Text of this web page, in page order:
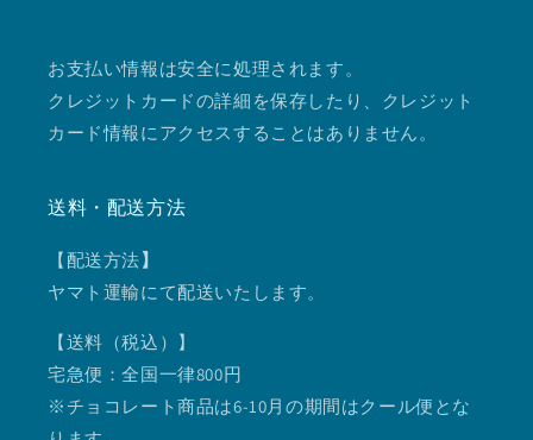
お支払い情報は安全に処理されます。
クレジットカードの詳細を保存したり、クレジット
カード情報にアクセスすることはありません。
送料・配送方法
【配送方法】
ヤマト運輸にて配送いたします。
【送料（税込）】
宅急便：全国一律800円
※チョコレート商品は6-10月の期間はクール便とな